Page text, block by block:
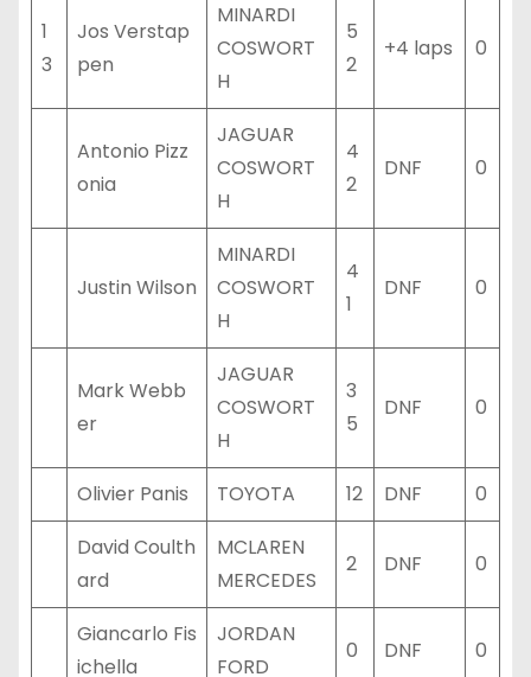
1
3
Jos Verstap
pen
MINARDI
COSWORT
H
5
2
+4 laps 0
Antonio Pizz
onia
JAGUAR
COSWORT
H
4
2
DNF 0
Justin Wilson
MINARDI
COSWORT
H
4
1
DNF 0
Mark Webb
er
JAGUAR
COSWORT
H
3
5
DNF 0
Olivier Panis TOYOTA 12 DNF
0
David Coulth
ard
MCLAREN
MERCEDES
2 DNF 0
Giancarlo Fis
ichella
JORDAN
FORD
0 DNF 0